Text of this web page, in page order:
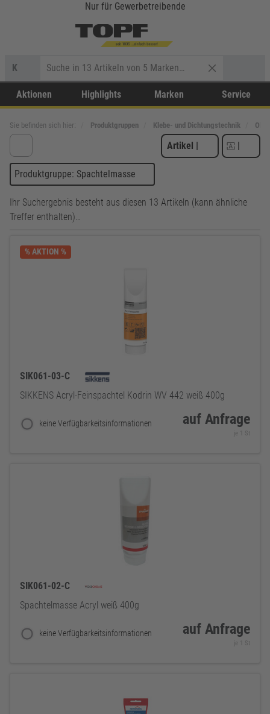
Nur für Gewerbetreibende
K
Aktionen Highlights Marken Service
Sie befinden sich hier: Produktgruppen Klebe- und Dichtungstechnik
Artikel | |
Produktgruppe: Spachtelmasse
Ihr Suchergebnis besteht aus diesen 13 Artikeln (kann ähnliche
Treffer enthalten)…
% AKTION %
SIK061-03-C
SIKKENS Acryl-Feinspachtel Kodrin WV 442 weiß 400g
keine Verfügbarkeitsinformationen auf Anfrage
je 1 St
SIK061-02-C
Spachtelmasse Acryl weiß 400g
keine Verfügbarkeitsinformationen auf Anfrage
je 1 St